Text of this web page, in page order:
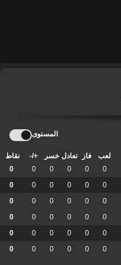
المستوى
لعب فاز تعادل خسر +/- نقاط
0
0
0
0
0
0
0
0
0
0
0
0
0
0
0
0
0
0
0
0
0
0
0
0
0
0
0
0
0
0
0
0
0
0
0
0